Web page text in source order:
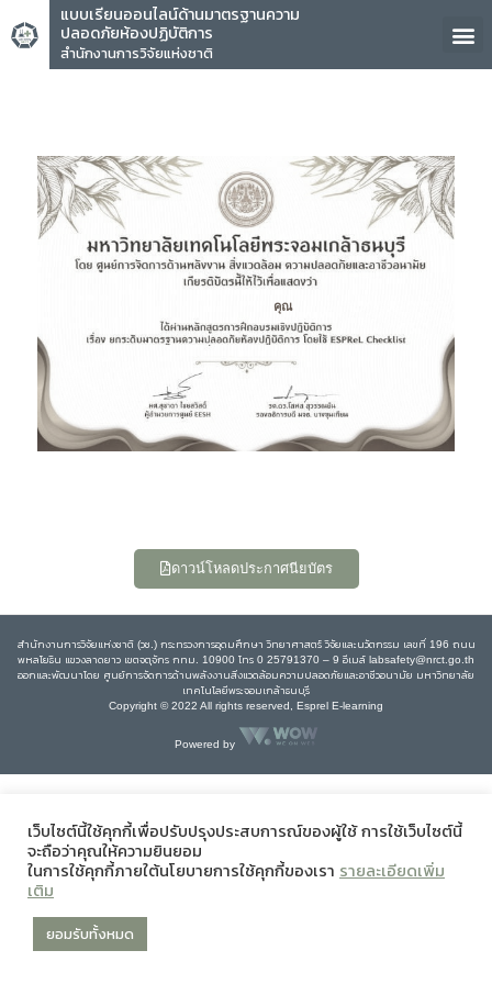
แบบเรียนออนไลน์ด้านมาตรฐานความ
ปลอดภัยห้องปฏิบัติการ
สำนักงานการวิจัยแห่งชาติ
คุณ
ดาวน์โหลดประกาศนียบัตร
สำนักงานการวิจัยแห่งชาติ (วช.) กระทรวงการอุดมศึกษา วิทยาศาสตร์ วิจัยและนวัตกรรม เลขที่ 196 ถนน
พหลโยธิน แขวงลาดยาว เขตจตุจักร กทม. 10900 โทร 0 25791370 – 9 อีเมล์ labsafety@nrct.go.th
ออกและพัฒนาโดย ศูนย์การจัดการด้านพลังงานสิ่งแวดล้อมความปลอดภัยและอาชีวอนามัย มหาวิทยาลัย
เทคโนโลยีพระจอมเกล้าธนบุรี
Copyright © 2022 All rights reserved, Esprel E-learning
Powered by
เว็บไซต์นี้ใช้คุกกี้เพื่อปรับปรุงประสบการณ์ของผู้ใช้ การใช้เว็บไซต์นี้
จะถือว่าคุณให้ความยินยอม
ในการใช้คุกกี้ภายใต้นโยบายการใช้คุกกี้ของเรา รายละเอียดเพิ่ม
เติม
ยอมรับทั้งหมด